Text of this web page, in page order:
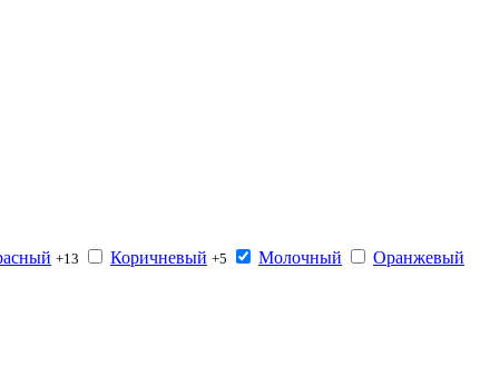
+13 Коричневый +5 Молочный Оранжевый